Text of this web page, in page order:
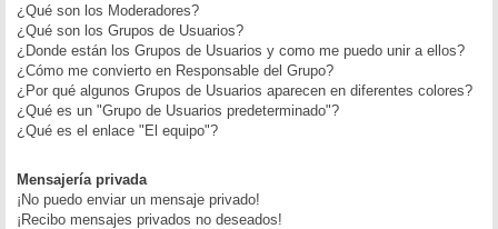
¿Qué son los Moderadores?
¿Qué son los Grupos de Usuarios?
¿Donde están los Grupos de Usuarios y como me puedo unir a ellos?
¿Cómo me convierto en Responsable del Grupo?
¿Por qué algunos Grupos de Usuarios aparecen en diferentes colores?
¿Qué es un "Grupo de Usuarios predeterminado"?
¿Qué es el enlace "El equipo"?
Mensajería privada
¡No puedo enviar un mensaje privado!
¡Recibo mensajes privados no deseados!